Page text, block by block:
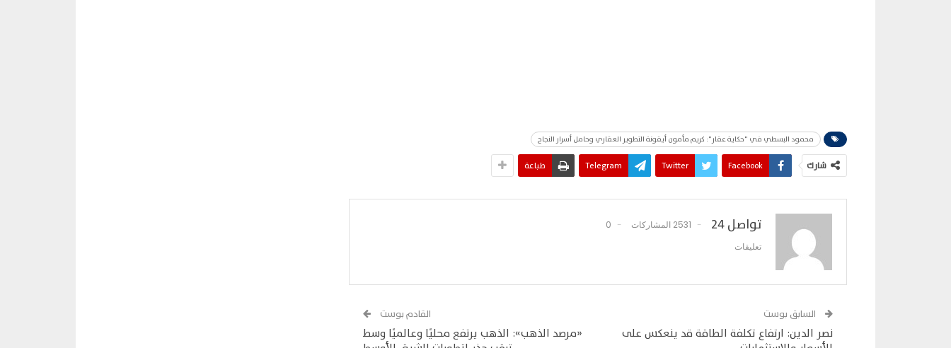
محمود البسطي في "حكاية عقار": كريم مأمون أيقونة التطوير العقاري وحامل أسرار النجاح
شارك Facebook
Twitter
Telegram طباعة
تواصل 24 2531 المشاركات
0
تعليقات
السابق بوست
نصر الدين: ارتفاع تكلفة الطاقة قد ينعكس على
القادم بوست
«مرصد الذهب»: الذهب يرتفع محليًا وعالميًا وسط